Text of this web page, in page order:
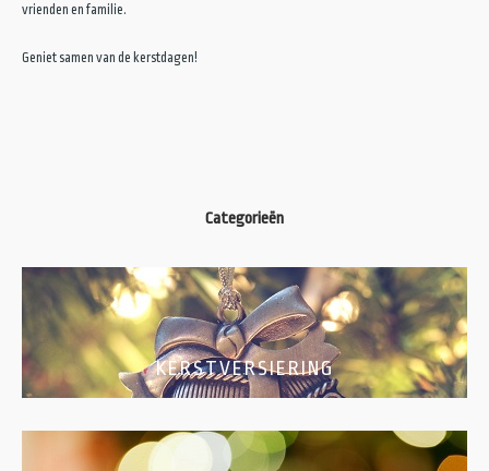
vrienden en familie.
Geniet samen van de kerstdagen!
Categorieën
KERSTVERSIERING